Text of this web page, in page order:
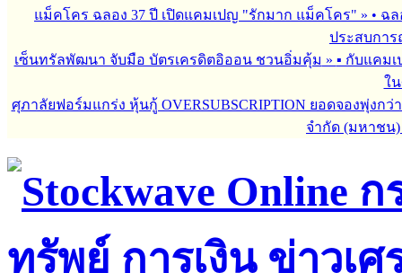
แม็คโคร ฉลอง 37 ปี เปิดแคมเปญ "รักมาก แม็คโคร" » • ฉ
ประสบกา
เซ็นทรัลพัฒนา จับมือ บัตรเครดิตอิออน ชวนอิ่มคุ้ม » ▪︎ กับแคม
ใ
ศุภาลัยฟอร์มแกร่ง หุ้นกู้ OVERSUBSCRIPTION ยอดจองพุ่งกว่
จำกัด (มหาชน)